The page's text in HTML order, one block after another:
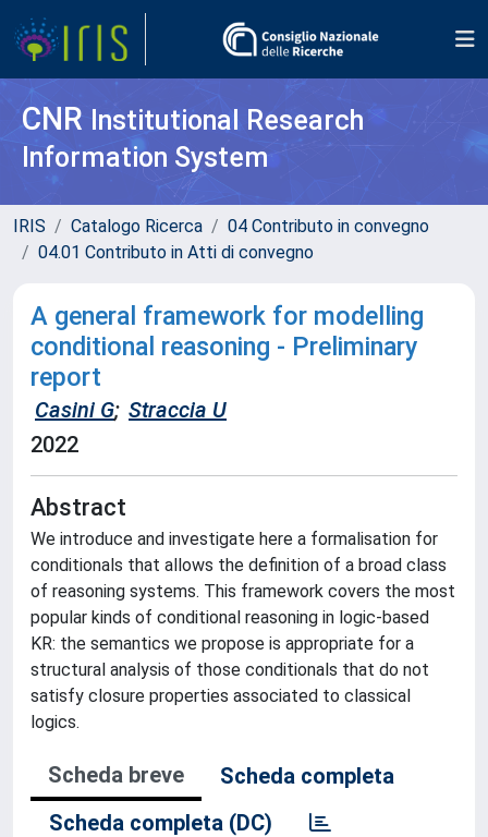
CNR Institutional Research
Information System
IRIS Catalogo Ricerca
04 Contributo in convegno
04.01 Contributo in Atti di convegno
A general framework for modelling
conditional reasoning - Preliminary
report
Casini G; Straccia U
2022
Abstract
We introduce and investigate here a formalisation for
conditionals that allows the definition of a broad class
of reasoning systems. This framework covers the most
popular kinds of conditional reasoning in logic-based
KR: the semantics we propose is appropriate for a
structural analysis of those conditionals that do not
satisfy closure properties associated to classical
logics.
Scheda breve
Scheda completa
Scheda completa (DC)